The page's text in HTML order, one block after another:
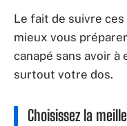
Le fait de suivre
mieux vous
canapé sans avoir à
surtout votre dos.
Choisissez la